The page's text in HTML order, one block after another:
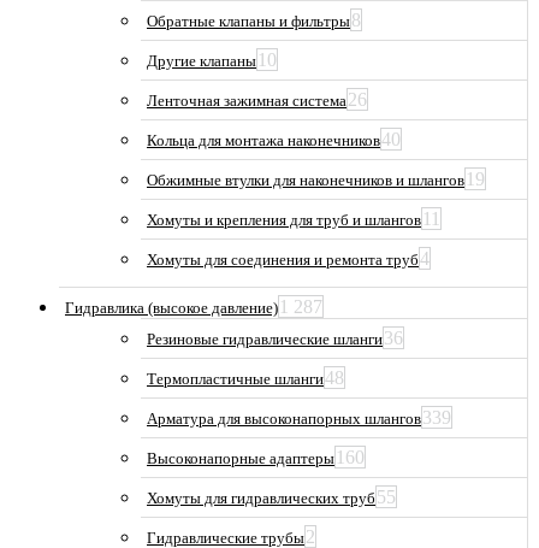
Обратные клапаны и фильтры8
Другие клапаны 10
Ленточная зажимная система26
Кольца для монтажа наконечников40
Обжимные втулки для наконечников и шлангов 19
Хомуты и крепления для труб и шлангов 11
Хомуты для соединения и ремонта труб4
Гидравлика (высокое давление) 1 287
Резиновые гидравлические шланги36
Термопластичные шланги48
Арматура для высоконапорных шлангов339
Высоконапорные адаптеры 160
Хомуты для гидравлических труб 55
Гидравлические трубы2